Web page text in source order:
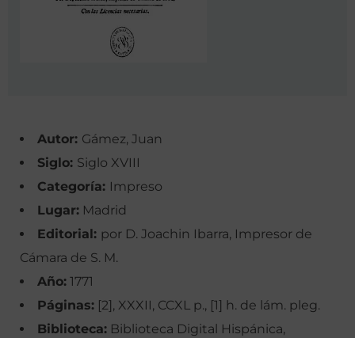
Autor: Gámez, Juan
Siglo: Siglo XVIII
Categoría: Impreso
Lugar: Madrid
Editorial: por D. Joachin Ibarra, Impresor de
Cámara de S. M.
Año: 1771
Páginas: [2], XXXII, CCXL p., [1] h. de lám. pleg.
Biblioteca: Biblioteca Digital Hispánica,